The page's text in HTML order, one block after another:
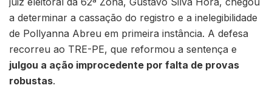
a determinar a cassação do registro e a inelegibilidade
de Pollyanna Abreu em primeira instância. A defesa
recorreu ao TRE-PE, que reformou a sentença e
julgou a ação improcedente por falta de provas
robustas.